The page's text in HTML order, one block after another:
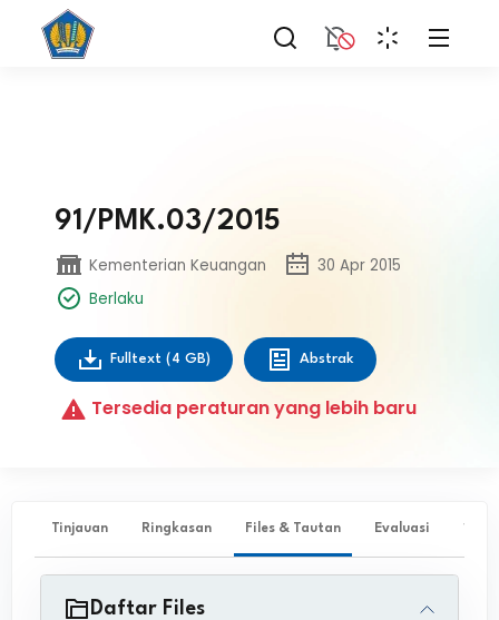
91/PMK.03/2015
Kementerian Keuangan
30 Apr 2015
Berlaku
Fulltext (4 GB) Abstrak
Tersedia peraturan yang lebih baru
Tinjauan Ringkasan Files & Tautan Evaluasi ✨
Daftar Files